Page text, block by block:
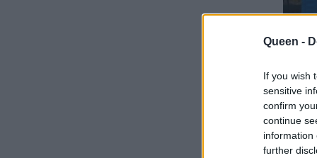
Queen -
If you wish
sensitive
confirm
continue
information
further